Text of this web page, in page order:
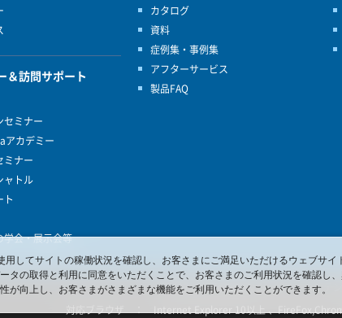
＆訪問サポート
セミナー
アカデミー
ミナー
ャトル
ト
学会・展示会等
カタログ
資料
症例集・事例集
アフターサービス
製品FAQ
© 2017 Pacific Supply Co.,Ltd. コンテ
対応ブラウザ ： Internet Explorer 10以上 、
してサイトの稼働状況を確認し、お客さまにご満足いただけるウェブサイ
タの取得と利用に同意をいただくことで、お客さまのご利用状況を確認し
が向上し、お客さまがさまざまな機能をご利用いただくことができます。